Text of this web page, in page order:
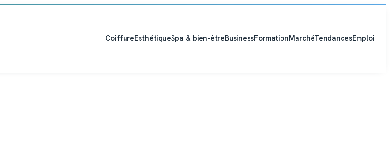
CoiffureEsthétiqueSpa & bien-êtreBusinessFormationMarchéTendancesEmploi